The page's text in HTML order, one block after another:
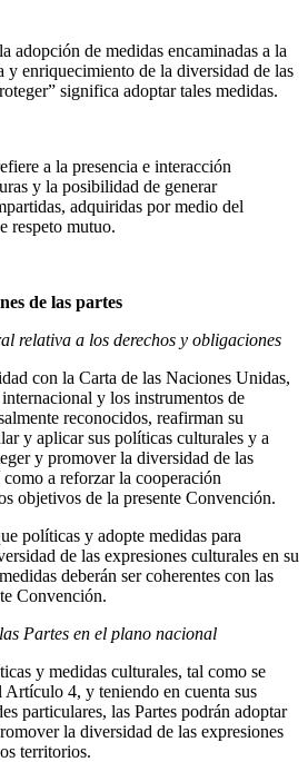
adopción de medidas encaminadas a la
y enriquecimiento de la diversidad de las
significa adoptar tales medidas.
a la presencia e interacción
y la posibilidad de generar
adquiridas por medio del
respeto mutuo.
de las partes
relativa a los derechos y obligaciones
con la Carta de las Naciones Unidas,
y los instrumentos de
reconocidos, reafirman su
y aplicar sus políticas culturales y a
y promover la diversidad de las
a reforzar la cooperación
objetivos de la presente Convención.
políticas y adopte medidas para
de las expresiones culturales en su
deberán ser coherentes con las
Convención.
Partes en el plano nacional
y medidas culturales, tal como se
4, y teniendo en cuenta sus
particulares, las Partes podrán adoptar
la diversidad de las expresiones
territorios.